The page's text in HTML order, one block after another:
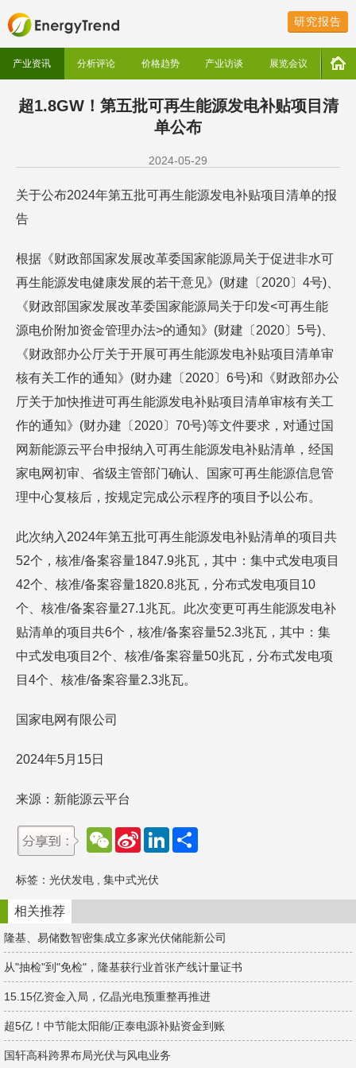
研究报告
产业资讯 分析评论 价格趋势 产业访谈 展览会议
超1.8GW！第五批可再生能源发电补贴项目清
单公布
2024-05-29
关于公布2024年第五批可再生能源发电补贴项目清单的报
告
根据《财政部国家发展改革委国家能源局关于促进非水可
再生能源发电健康发展的若干意见》(财建〔2020〕4号)、
《财政部国家发展改革委国家能源局关于印发<可再生能
源电价附加资金管理办法>的通知》(财建〔2020〕5号)、
《财政部办公厅关于开展可再生能源发电补贴项目清单审
核有关工作的通知》(财办建〔2020〕6号)和《财政部办公
厅关于加快推进可再生能源发电补贴项目清单审核有关工
作的通知》(财办建〔2020〕70号)等文件要求，对通过国
网新能源云平台申报纳入可再生能源发电补贴清单，经国
家电网初审、省级主管部门确认、国家可再生能源信息管
理中心复核后，按规定完成公示程序的项目予以公布。
此次纳入2024年第五批可再生能源发电补贴清单的项目共
52个，核准/备案容量1847.9兆瓦，其中：集中式发电项目
42个、核准/备案容量1820.8兆瓦，分布式发电项目10
个、核准/备案容量27.1兆瓦。此次变更可再生能源发电补
贴清单的项目共6个，核准/备案容量52.3兆瓦，其中：集
中式发电项目2个、核准/备案容量50兆瓦，分布式发电项
目4个、核准/备案容量2.3兆瓦。
国家电网有限公司
2024年5月15日
来源：新能源云平台
W
e
a
t
S
a
W
e
b
o
L
d
n
标签： 光伏发电 集中式光伏
相关推荐
隆基、易储数智密集成立多家光伏储能新公司
从"抽检"到"免检"，隆基获行业首张产线计量证书
15.15亿资金入局，亿晶光电预重整再推进
超5亿！中节能太阳能/正泰电源补贴资金到账
国轩高科跨界布局光伏与风电业务